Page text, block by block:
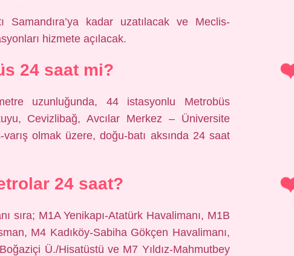
Samandıra’ya kadar uzatılacak ve Meclis-
hizmete açılacak.
24 saat mi?
uzunluğunda, 44 istasyonlu Metrobüs
Cevizlibağ, Avcılar Merkez – Üniversite
olmak üzere, doğu-batı aksında 24 saat
24 saat?
sıra; M1A Yenikapı-Atatürk Havalimanı, M1B
M4 Kadıköy-Sabiha Gökçen Havalimanı,
Ü./Hisatüstü ve M7 Yıldız-Mahmutbey